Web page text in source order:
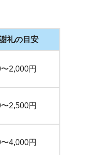
礼の目安
2,000円
2,500円
4,000円